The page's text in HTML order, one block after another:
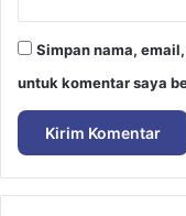
Simpan nama,
untuk komentar saya